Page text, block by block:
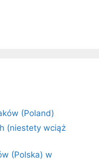
(Poland)
(niestety wciąż
(Polska) w